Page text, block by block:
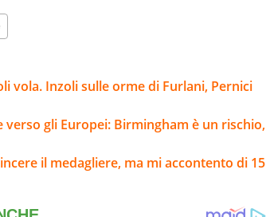
vola. Inzoli sulle orme di Furlani, Pernici
gli Europei: Birmingham è un rischio,
il medagliere, ma mi accontento di 15